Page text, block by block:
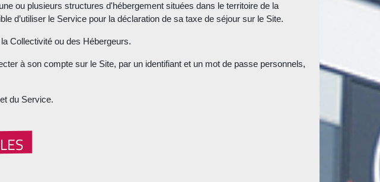
ou plusieurs structures d'hébergement situées dans le territoire de la
d’utiliser le Service pour la déclaration de sa taxe de séjour sur le Site.
Collectivité ou des Hébergeurs.
à son compte sur le Site, par un identifiant et un mot de passe personnels,
du Service.